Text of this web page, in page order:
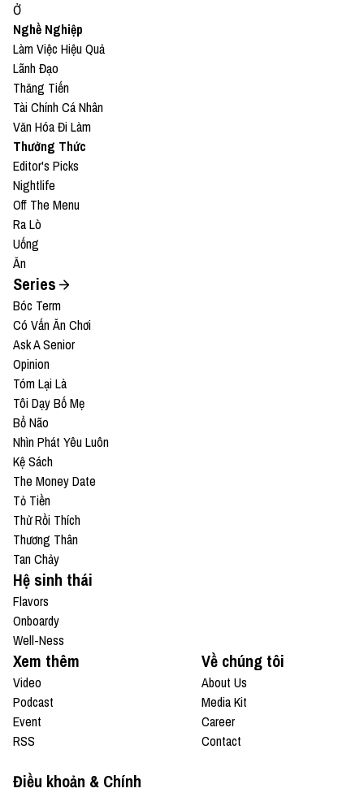
Ở
Nghề Nghiệp
Làm Việc Hiệu Quả
Lãnh Đạo
Thăng Tiến
Tài Chính Cá Nhân
Văn Hóa Đi Làm
Thưởng Thức
Editor's Picks
Nightlife
Off The Menu
Ra Lò
Uống
Ăn
Series
Bóc Term
Có Vấn Ăn Chơi
Ask A Senior
Opinion
Tóm Lại Là
Tôi Dạy Bố Mẹ
Bổ Não
Nhìn Phát Yêu Luôn
Kệ Sách
The Money Date
Tỏ Tiền
Thử Rồi Thích
Thương Thân
Tan Chảy
Hệ sinh thái
Flavors
Onboardy
Well-Ness
Xem thêm
Video
Podcast
Event
RSS
Về chúng tôi
About Us
Media Kit
Career
Contact
Điều khoản & Chính